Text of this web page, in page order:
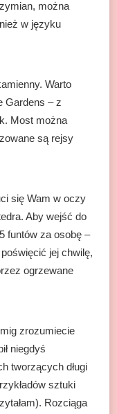
można
w języku
Warto
Gardens – z
Most można
są rejsy
się Wam w oczy
Aby wejść do
funtów za osobę –
jej chwilę,
ogrzewane
zrozumiecie
niegdyś
tworzących długi
sztuki
Rozciąga